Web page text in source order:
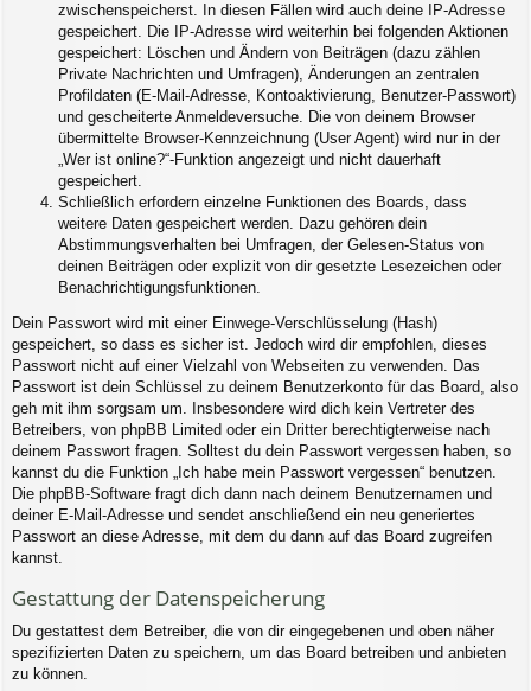
zwischenspeicherst. In diesen Fällen wird auch deine IP-Adresse
gespeichert. Die IP-Adresse wird weiterhin bei folgenden Aktionen
gespeichert: Löschen und Ändern von Beiträgen (dazu zählen
Private Nachrichten und Umfragen), Änderungen an zentralen
Profildaten (E-Mail-Adresse, Kontoaktivierung, Benutzer-Passwort)
und gescheiterte Anmeldeversuche. Die von deinem Browser
übermittelte Browser-Kennzeichnung (User Agent) wird nur in der
„Wer ist online?“-Funktion angezeigt und nicht dauerhaft
gespeichert.
Schließlich erfordern einzelne Funktionen des Boards, dass
weitere Daten gespeichert werden. Dazu gehören dein
Abstimmungsverhalten bei Umfragen, der Gelesen-Status von
deinen Beiträgen oder explizit von dir gesetzte Lesezeichen oder
Benachrichtigungsfunktionen.
Dein Passwort wird mit einer Einwege-Verschlüsselung (Hash)
gespeichert, so dass es sicher ist. Jedoch wird dir empfohlen, dieses
Passwort nicht auf einer Vielzahl von Webseiten zu verwenden. Das
Passwort ist dein Schlüssel zu deinem Benutzerkonto für das Board, also
geh mit ihm sorgsam um. Insbesondere wird dich kein Vertreter des
Betreibers, von phpBB Limited oder ein Dritter berechtigterweise nach
deinem Passwort fragen. Solltest du dein Passwort vergessen haben, so
kannst du die Funktion „Ich habe mein Passwort vergessen“ benutzen.
Die phpBB-Software fragt dich dann nach deinem Benutzernamen und
deiner E-Mail-Adresse und sendet anschließend ein neu generiertes
Passwort an diese Adresse, mit dem du dann auf das Board zugreifen
kannst.
Gestattung der Datenspeicherung
Du gestattest dem Betreiber, die von dir eingegebenen und oben näher
spezifizierten Daten zu speichern, um das Board betreiben und anbieten
zu können.